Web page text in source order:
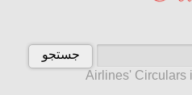
Airlines' Circulars